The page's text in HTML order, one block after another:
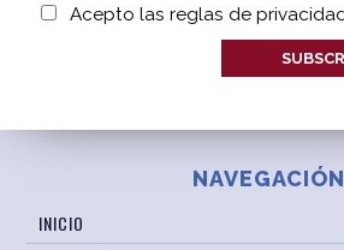
Acepto las reglas de
NAVEGACIÓN
INICIO